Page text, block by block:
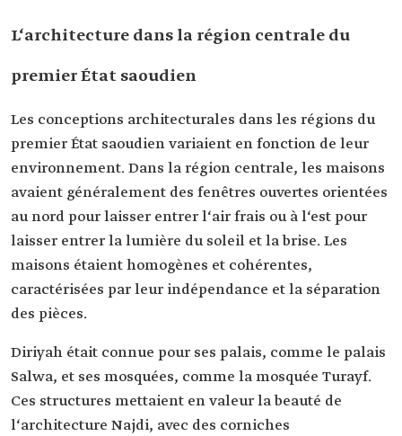
L‘architecture dans la région centrale du
premier État saoudien
Les conceptions architecturales dans les régions du
premier État saoudien variaient en fonction de leur
environnement. Dans la région centrale, les maisons
avaient généralement des fenêtres ouvertes orientées
au nord pour laisser entrer l‘air frais ou à l‘est pour
laisser entrer la lumière du soleil et la brise. Les
maisons étaient homogènes et cohérentes,
caractérisées par leur indépendance et la séparation
des pièces.
Diriyah était connue pour ses palais, comme le palais
Salwa, et ses mosquées, comme la mosquée Turayf.
Ces structures mettaient en valeur la beauté de
l‘architecture Najdi, avec des corniches